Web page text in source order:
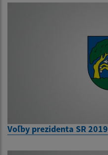
Voľby prezidenta SR 2019